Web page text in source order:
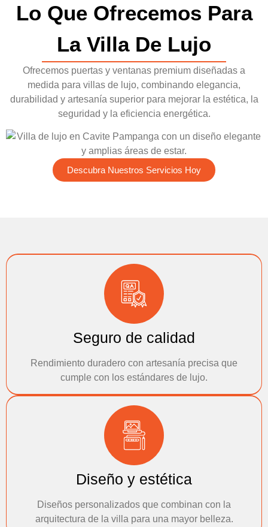
Lo Que Ofrecemos Para
La Villa De Lujo
Ofrecemos puertas y ventanas premium diseñadas a
medida para villas de lujo, combinando elegancia,
durabilidad y artesanía superior para mejorar la estética, la
seguridad y la eficiencia energética.
Descubra Nuestros Servicios Hoy
Seguro de calidad
Rendimiento duradero con artesanía precisa que
cumple con los estándares de lujo.
Diseño y estética
Diseños personalizados que combinan con la
arquitectura de la villa para una mayor belleza.